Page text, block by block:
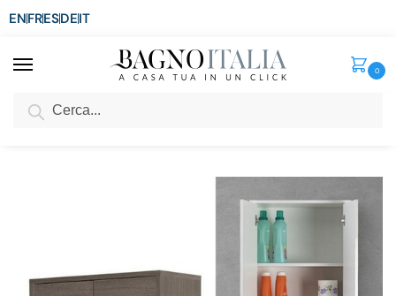
ENFRESDEIT
0
SCONTO del 3%